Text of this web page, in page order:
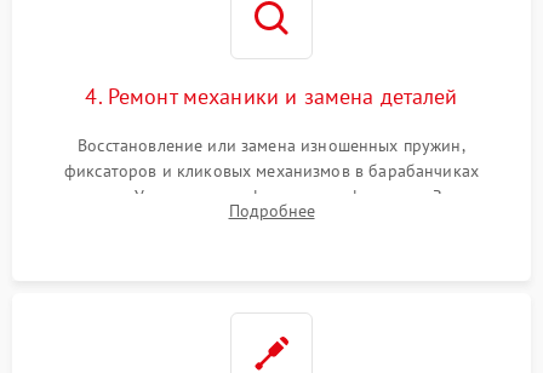
4. Ремонт механики и замена деталей
Восстановление или замена изношенных пружин,
фиксаторов и кликовых механизмов в барабанчиках
поправок. Устранение люфтов в трансфокаторе. Замена
поврежденных линз, разбитой сетки или восстановление
Подробнее